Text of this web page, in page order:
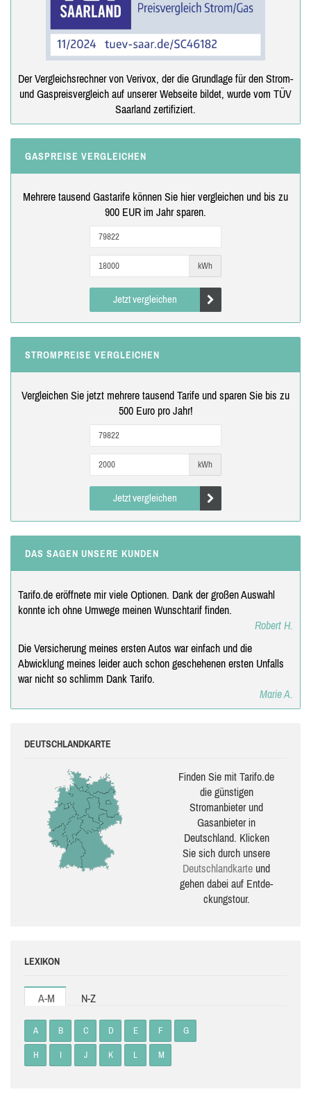
Der Vergleichsrechner von Verivox, der die Grundlage für den Strom-
und Gaspreisvergleich auf unserer Webseite bildet, wurde vom TÜV
Saarland zertifiziert.
GASPREISE VERGLEICHEN
Mehrere tausend Gastarife können Sie hier vergleichen und bis zu
900 EUR im Jahr sparen.
kWh
Jetzt vergleichen
STROMPREISE VERGLEICHEN
Vergleichen Sie jetzt mehrere tausend Tarife und sparen Sie bis zu
500 Euro pro Jahr!
kWh
Jetzt vergleichen
DAS SAGEN UNSERE KUNDEN
Tarifo.de eröffnete mir viele Optionen. Dank der großen Auswahl
konnte ich ohne Umwege meinen Wunschtarif finden.
Robert H.
Die Versicherung meines ersten Autos war einfach und die
Abwicklung meines leider auch schon geschehenen ersten Unfalls
war nicht so schlimm Dank Tarifo.
Marie A.
DEUTSCHLANDKARTE
Finden Sie mit Tarifo.de
die güns­ti­gen
Stromanbieter und
Gasanbieter in
Deutschland. Klicken
Sie sich durch unsere
Deutsch­land­karte und
gehen dabei auf Ent­de­
ckungs­tour.
LEXIKON
A-M N-Z
A B C D E F G
H I J K L M